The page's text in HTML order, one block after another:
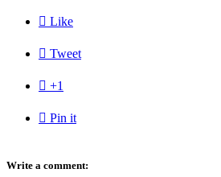
 Like
 Tweet
 +1
 Pin it
Write a comment: